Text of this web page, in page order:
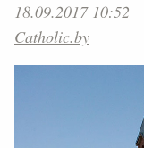
18.09.2017 10:52
Catholic.by